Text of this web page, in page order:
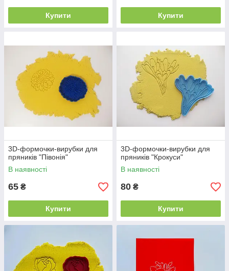
Купити Купити
3D-формочки-вирубки для
пряників "Півонія"
В наявності
65 ₴
Купити
3D-формочки-вирубки для
пряників "Крокуси"
В наявності
80 ₴
Купити